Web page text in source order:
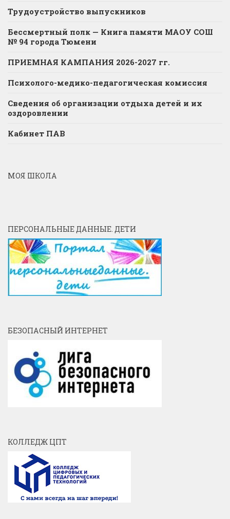
Трудоустройство выпускников
Бессмертный полк — Книга памяти МАОУ СОШ
№ 94 города Тюмени
ПРИЕМНАЯ КАМПАНИЯ 2026-2027 гг.
Психолого-медико-педагогическая комиссия
Сведения об организации отдыха детей и их
оздоровлении
Кабинет ПАВ
МОЯ ШКОЛА
ПЕРСОНАЛЬНЫЕ ДАННЫЕ. ДЕТИ
БЕЗОПАСНЫЙ ИНТЕРНЕТ
КОЛЛЕДЖ ЦПТ